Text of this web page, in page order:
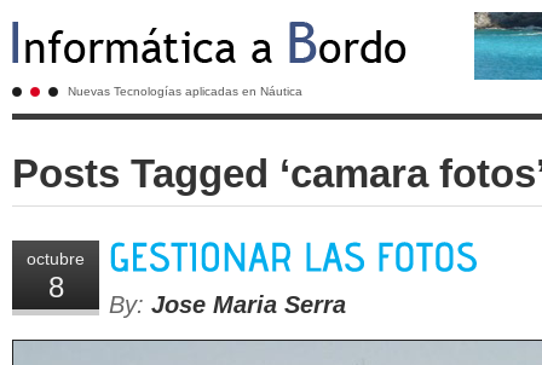
Nuevas Tecnologías aplicadas en Náutica
Posts Tagged ‘camara
octubre
8
By: Jose Maria Serra